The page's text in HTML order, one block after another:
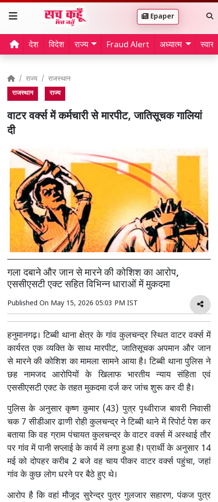
Epaper
देश विदेश राज्य Fraud Alert अध्यात्म
राज्य राजस्थान
राजस्थान राज्य
वाटर वर्क्स में कर्मचारी से मारपीट, जातिसूचक गालियां
दी
गला दबाने और जान से मारने की कोशिश का आरोप,
एससीएसटी एक्ट सहित विभिन्न धाराओं में मुकदमा
Published On May 15, 2026 05:03 PM IST
हनुमानगढ़। टिब्बी थाना क्षेत्र के गांव कुलचन्द्र स्थित वाटर वर्क्स में
कार्यरत एक व्यक्ति के साथ मारपीट, जातिसूचक अपमान और जान
से मारने की कोशिश का मामला सामने आया है। टिब्बी थाना पुलिस ने
छह नामजद आरोपियों के खिलाफ भारतीय न्याय संहिता एवं
एससीएसटी एक्ट के तहत मुकदमा दर्ज कर जांच शुरू कर दी है।
पुलिस के अनुसार कृष्ण कुमार (43) पुत्र पृथ्वीराज बावरी निवासी
चक 7 सीडीआर ढाणी रोही कुलचन्द्र ने टिब्बी थाने में रिपोर्ट पेश कर
बताया कि वह ग्राम पंचायत कुलचन्द्र के वाटर वर्क्स में अस्थाई तौर
पर गांव में पानी सप्लाई के कार्य में लगा हुआ है। प्रार्थी के अनुसार 14
मई को दोपहर करीब 2 बजे वह चाय पीकर वाटर वर्क्स पहुंचा, जहां
गांव के कुछ लोग धरने पर बैठे हुए थे।
आरोप है कि वहां मौजूद सुरेन्द्र पुत्र गुलजार सहारण, पंकज पुत्र